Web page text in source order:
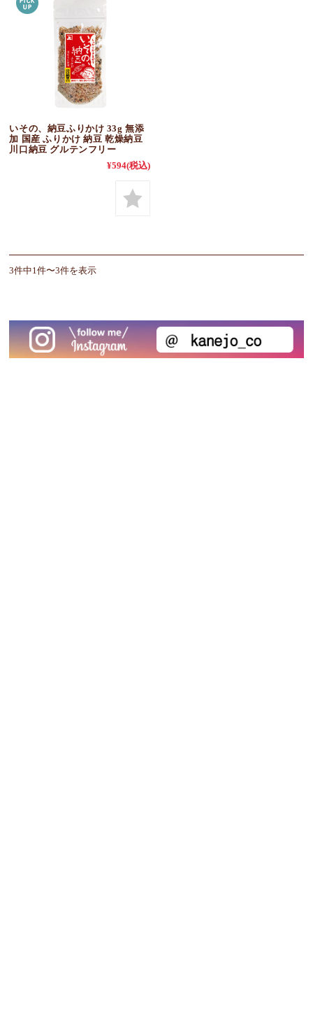
いその、納豆ふりかけ 33g 無添
加 国産 ふりかけ 納豆 乾燥納豆
川口納豆 グルテンフリー
¥594(税込)
3件中1件〜3件を表示